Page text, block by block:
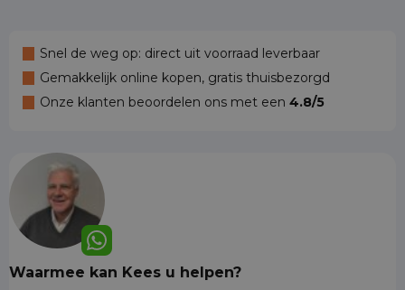
Snel de weg op: direct uit voorraad leverbaar
Gemakkelijk online kopen, gratis thuisbezorgd
Onze klanten beoordelen ons met een 4.8/5
Waarmee kan Kees u helpen?